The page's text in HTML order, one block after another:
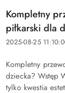
Tytuł
artykułu:
Kompletny
piłkarski dla
Data
2025-08-25
Treść
artykułu:
Kompletny
dziecka? Wstęp
tylko kwestia